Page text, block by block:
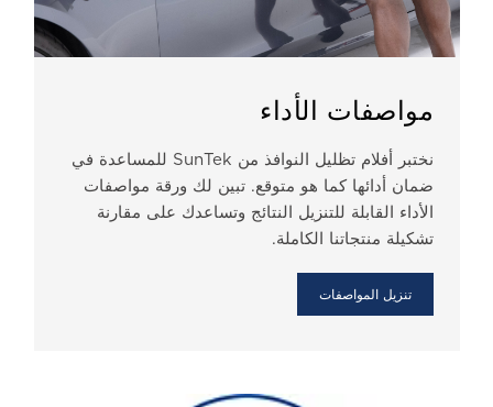
مواصفات الأداء
نختبر أفلام تظليل النوافذ من SunTek للمساعدة في
ضمان أدائها كما هو متوقع. تبين لك ورقة مواصفات
الأداء القابلة للتنزيل النتائج وتساعدك على مقارنة
تشكيلة منتجاتنا الكاملة.
تنزيل المواصفات